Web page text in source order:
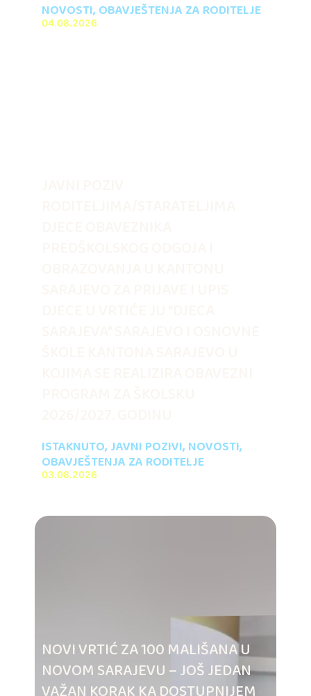
NOVOSTI, OBAVJEŠTENJA ZA RODITELJE
04.08.2026
ISTAKNUTO, JAVNI POZIVI, NOVOSTI,
OBAVJEŠTENJA ZA RODITELJE
03.08.2026
NOVI VRTIĆ ZA 100 MALIŠANA U
NOVOM SARAJEVU – JOŠ JEDAN